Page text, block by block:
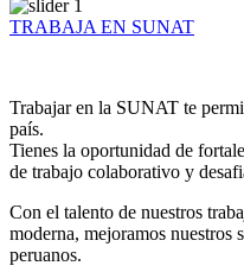
TRABAJA EN SUNAT
Trabajar en la SUNAT te
país.
Tienes la oportunidad de
de trabajo colaborativo y
Con el talento de nuestros
moderna, mejoramos nuestros
peruanos.